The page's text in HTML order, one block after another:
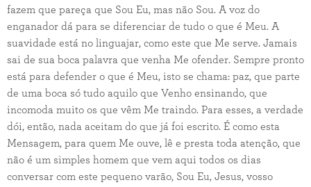
fazem que pareça que Sou Eu, mas não Sou. A voz do
enganador dá para se diferenciar de tudo o que é Meu. A
suavidade está no linguajar, como este que Me serve. Jamais
sai de sua boca palavra que venha Me ofender. Sempre pronto
está para defender o que é Meu, isto se chama: paz, que parte
de uma boca só tudo aquilo que Venho ensinando, que
incomoda muito os que vêm Me traindo. Para esses, a verdade
dói, então, nada aceitam do que já foi escrito. É como esta
Mensagem, para quem Me ouve, lê e presta toda atenção, que
não é um simples homem que vem aqui todos os dias
conversar com este pequeno varão, Sou Eu, Jesus, vosso